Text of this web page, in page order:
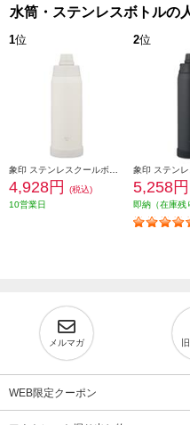
水筒・ステンレスボトルの
1位
4,928円
(税込)
10営業日
2位
5,258円
即納（在庫残
メルマガ
WEB限定クーポン